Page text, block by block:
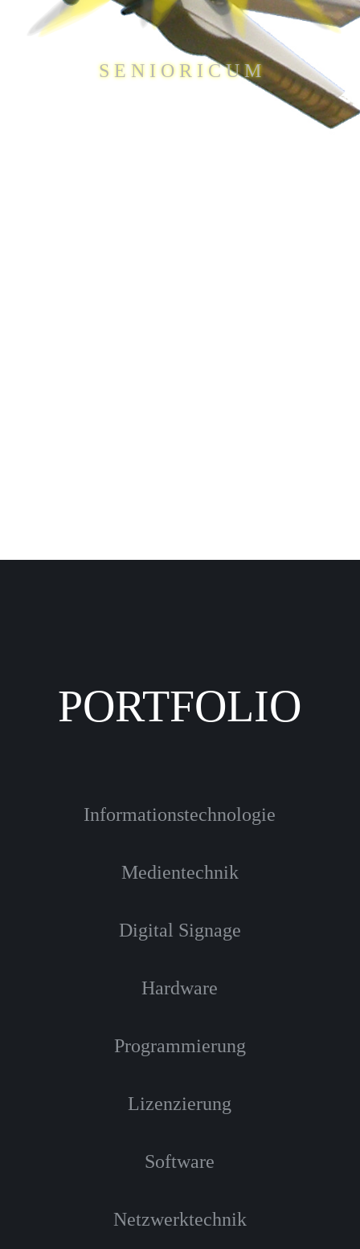
S E N I O R I C U M
PORTFOLIO
Informationstechnologie
Medientechnik
Digital Signage
Hardware
Programmierung
Lizenzierung
Software
Netzwerktechnik